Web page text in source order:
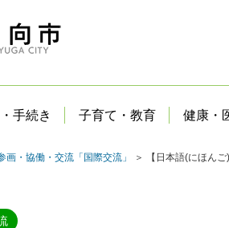
手続き 子育て・教育 健康・
画・協働・交流「国際交流」 ＞ 【日本語(にほん